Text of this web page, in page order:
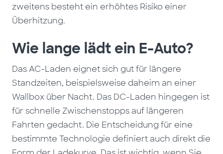
zweitens besteht ein erhöhtes Risiko einer
Überhitzung.
Wie lange lädt ein E-Auto?
Das AC-Laden eignet sich gut für längere
Standzeiten, beispielsweise daheim an einer
Wallbox über Nacht. Das DC-Laden hingegen ist
für schnelle Zwischenstopps auf längeren
Fahrten gedacht. Die Entscheidung für eine
bestimmte Technologie definiert auch direkt die